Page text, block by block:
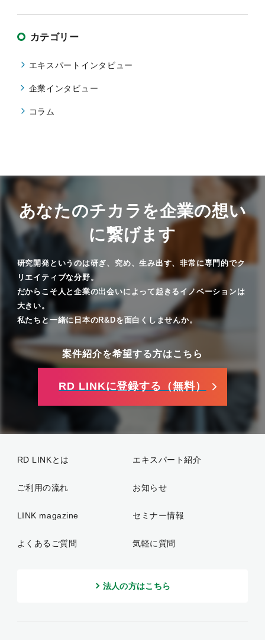
カテゴリー
エキスパートインタビュー
企業インタビュー
コラム
あなたのチカラを企業の想い
に繋げます
研究開発というのは研ぎ、究め、生み出す、非常に専門的でク
リエイティブな分野。
だからこそ人と企業の出会いによって起きるイノベーションは
大きい。
私たちと一緒に日本のR&Dを面白くしませんか。
案件紹介を希望する方はこちら
RD LINKに登録する（無料）
RD LINKとは エキスパート紹介
ご利用の流れ お知らせ
LINK magazine セミナー情報
よくあるご質問 気軽に質問
法人の方はこちら